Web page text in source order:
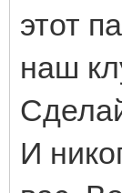
этот
наш
И